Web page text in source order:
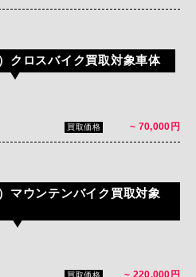
クロスバイク買取対象車体
買取価格 ~ 70,000円
マウンテンバイク買取対象
買取価格 ~ 220,000円